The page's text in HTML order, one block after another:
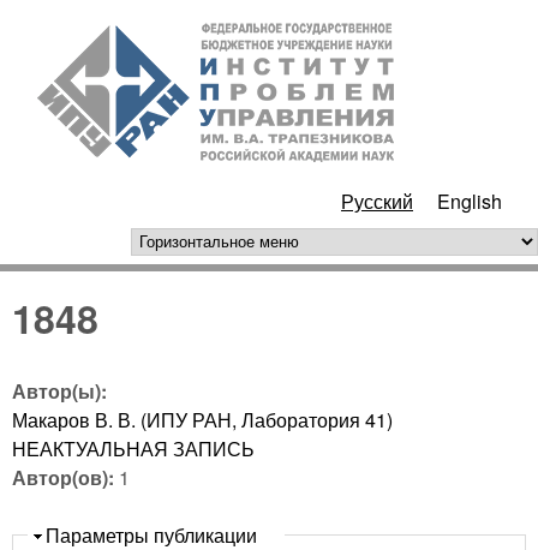
Перейти к основному
содержанию
РАН
Русский English
горизонтальное меню
1848
Автор(ы):
Макаров В. В. (ИПУ РАН, Лаборатория 41)
НЕАКТУАЛЬНАЯ ЗАПИСЬ
Автор(ов): 1
Скрыть
Параметры публикации